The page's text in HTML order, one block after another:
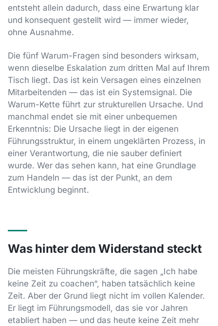
entsteht allein dadurch, dass eine Erwartung klar
und konsequent gestellt wird — immer wieder,
ohne Ausnahme.
Die fünf Warum-Fragen sind besonders wirksam,
wenn dieselbe Eskalation zum dritten Mal auf Ihrem
Tisch liegt. Das ist kein Versagen eines einzelnen
Mitarbeitenden — das ist ein Systemsignal. Die
Warum-Kette führt zur strukturellen Ursache. Und
manchmal endet sie mit einer unbequemen
Erkenntnis: Die Ursache liegt in der eigenen
Führungsstruktur, in einem ungeklärten Prozess, in
einer Verantwortung, die nie sauber definiert
wurde. Wer das sehen kann, hat eine Grundlage
zum Handeln — das ist der Punkt, an dem
Entwicklung beginnt.
Was hinter dem Widerstand steckt
Die meisten Führungskräfte, die sagen „Ich habe
keine Zeit zu coachen“, haben tatsächlich keine
Zeit. Aber der Grund liegt nicht im vollen Kalender.
Er liegt im Führungsmodell, das sie vor Jahren
etabliert haben — und das heute keine Zeit mehr